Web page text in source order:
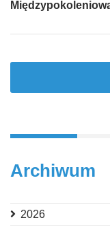
Archiwum
2026